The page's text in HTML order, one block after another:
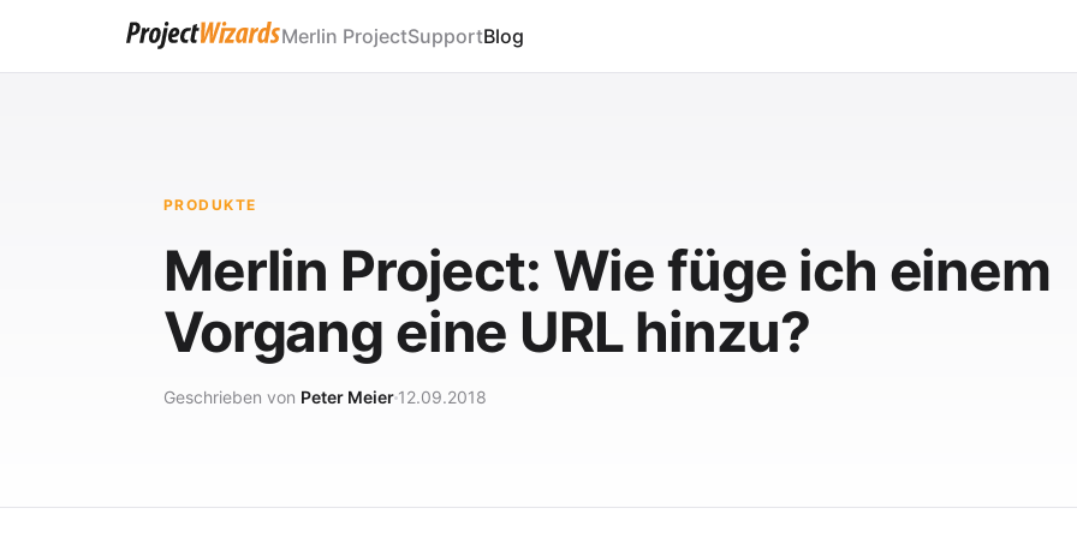
Merlin ProjectSupportBlog
PRODUKTE
Merlin Project: Wie füge ich einem
Vorgang eine URL hinzu?
Geschrieben von Peter Meier 12.09.2018